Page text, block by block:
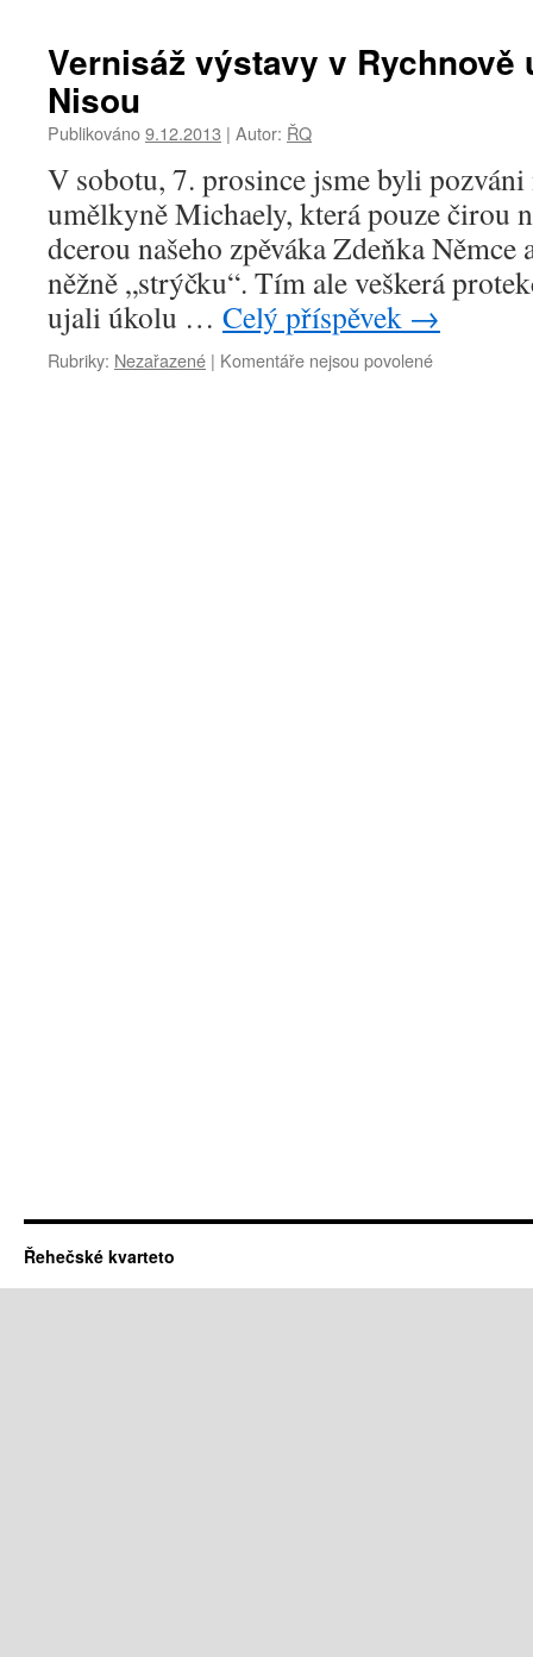
Koledy
Vernisáž výstavy v Rychnově
Nisou
Publikováno9.12.2013 | Autor: ŘQ
V sobotu, 7. prosince jsme byli pozváni
umělkyně Michaely, která pouze čirou
dcerou našeho zpěváka Zdeňka
něžně „strýčku“. Tím ale veškerá
ujali úkolu … Celý příspěvek →
Rubriky: Nezařazené | Komentáře nejsou povolené
Řehečské kvarteto